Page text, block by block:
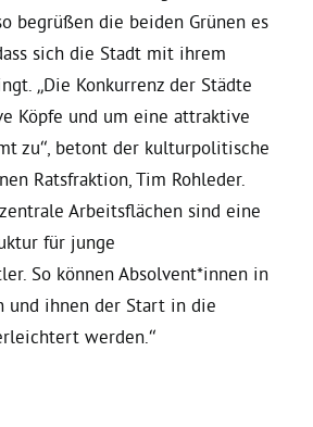
begrüßen die beiden Grünen es
sich die Stadt mit ihrem
„Die Konkurrenz der Städte
Köpfe und um eine attraktive
zu“, betont der kulturpolitische
Ratsfraktion, Tim Rohleder.
Arbeitsflächen sind eine
für junge
So können Absolvent*innen in
und ihnen der Start in die
werden.“